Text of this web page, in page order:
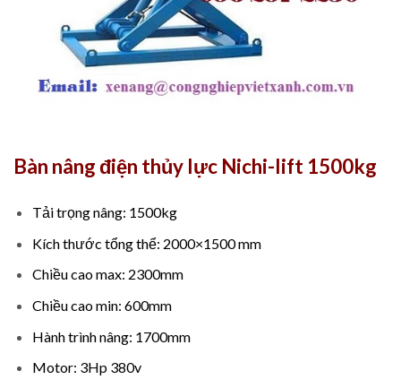
Bàn nâng điện thủy lực Nichi-lift 1500kg
Tải trọng nâng: 1500kg
Kích thước tổng thể: 2000×1500 mm
Chiều cao max: 2300mm
Chiều cao min: 600mm
Hành trình nâng: 1700mm
Motor: 3Hp 380v